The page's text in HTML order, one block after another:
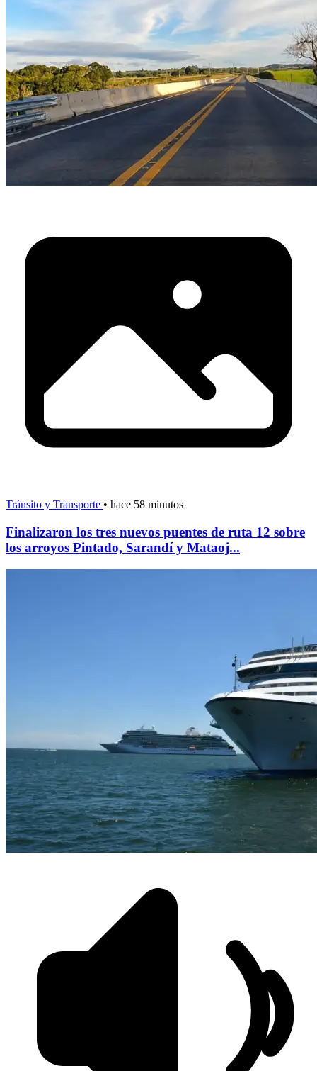
Tránsito y Transporte • hace 58 minutos
Finalizaron los tres nuevos puentes de ruta 12 sobre
los arroyos Pintado, Sarandí y Mataoj...